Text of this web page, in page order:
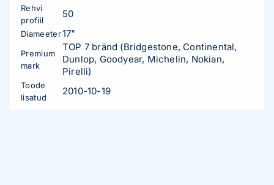
Rehvi
profiil
50
Diameeter17"
Premium
mark
TOP 7 bränd (Bridgestone, Continental,
Dunlop, Goodyear, Michelin, Nokian,
Pirelli)
Toode
lisatud
2010-10-19